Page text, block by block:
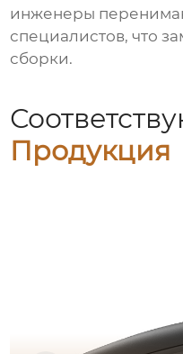
инженеры
специалистов, что
сборки.
Продукция